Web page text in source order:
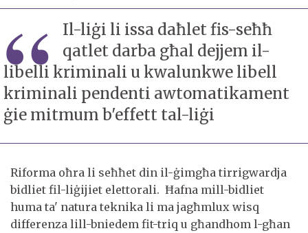
Il-liġi li issa daħlet fis-seħħ
qatlet darba għal dejjem il-
libelli kriminali u kwalunkwe libell
kriminali pendenti awtomatikament
ġie mitmum b'effett tal-liġi
Riforma oħra li seħħet din il-ġimgħa tirrigwardja
bidliet fil-liġijiet elettorali. Ħafna mill-bidliet
huma ta' natura teknika li ma jagħmlux wisq
differenza lill-bniedem fit-triq u għandhom l-għan